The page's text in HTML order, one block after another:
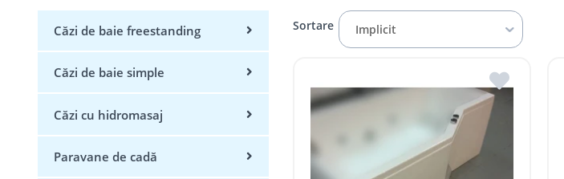
Căzi de baie freestanding
Căzi de baie simple
Căzi cu hidromasaj
Paravane de cadă
Sortare Implicit